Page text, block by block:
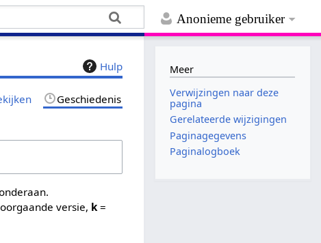
Anonieme gebruiker
Hulp
Geschiedenis
versie, k =
Meer
Verwijzingen naar deze
pagina
Gerelateerde wijzigingen
Paginagegevens
Paginalogboek